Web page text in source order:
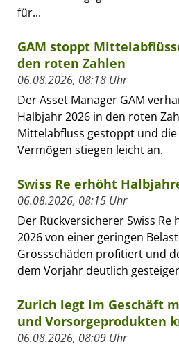
für...
GAM stoppt
den roten Zahlen
06.08.2026, 08:18 Uhr
Der Asset Manager GAM
Halbjahr 2026 in den roten
Mittelabfluss gestoppt und
Vermögen stiegen leicht an.
Swiss Re erhöht
06.08.2026, 08:15 Uhr
Der Rückversicherer Swiss
2026 von einer geringen
Grossschäden profitiert und
dem Vorjahr deutlich
Zurich legt im Geschäft
und Vorsorgeprodukten
06.08.2026, 08:09 Uhr